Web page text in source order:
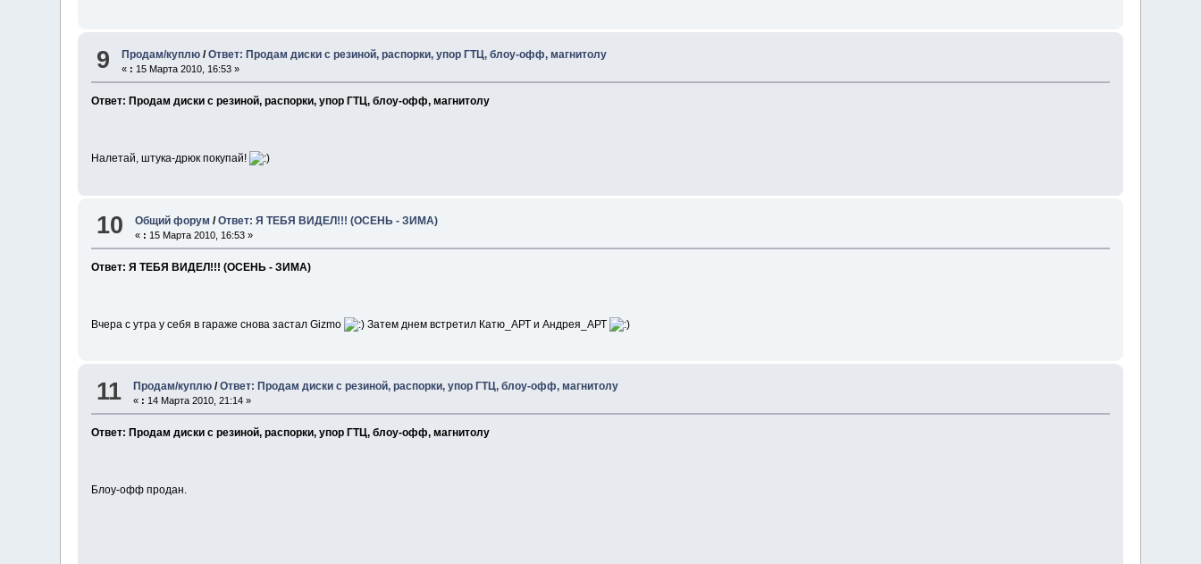
9 Продам/куплю /Ответ: Продам диски с резиной, распорки, упор ГТЦ, блоу-офф, магнитолу
« : 15 Марта 2010, 16:53 »
Ответ: Продам диски с резиной, распорки, упор ГТЦ, блоу-офф, магнитолу
Налетай, штука-дрюк покупай!
10 Общий форум /Ответ: Я ТЕБЯ ВИДЕЛ!!! (ОСЕНЬ - ЗИМА)
« : 15 Марта 2010, 16:53 »
Ответ: Я ТЕБЯ ВИДЕЛ!!! (ОСЕНЬ - ЗИМА)
Вчера с утра у себя в гараже снова застал Gizmo Затем днем встретил Катю_АРТ и Андрея_АРТ
11 Продам/куплю /Ответ: Продам диски с резиной, распорки, упор ГТЦ, блоу-офф, магнитолу
« : 14 Марта 2010, 21:14 »
Ответ: Продам диски с резиной, распорки, упор ГТЦ, блоу-офф, магнитолу
Блоу-офф продан.